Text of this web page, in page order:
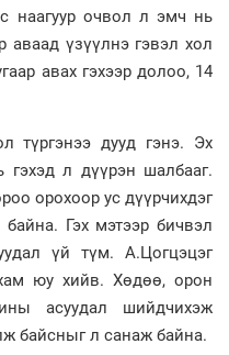
наагуур очвол л эмч нь
аваад үзүүлнэ гэвэл хол
авах гэхээр долоо, 14
түргэнээ дууд гэнэ. Эх
л дүүрэн шалбааг.
орохоор ус дүүрчихдэг
Гэх мэтээр бичвэл
үй түм. А.Цогцэцэг
юу хийв. Хөдөө, орон
асуудал шийдчихэж
байсныг л санаж байна.